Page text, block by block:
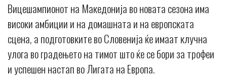
Вицешампионот на Македонија во новата сезона има
високи амбиции и на домашната и на европската
сцена, а подготовките во Словенија ќе имаат клучна
улога во градењето на тимот што ќе се бори за трофеи
и успешен настап во Лигата на Европа.